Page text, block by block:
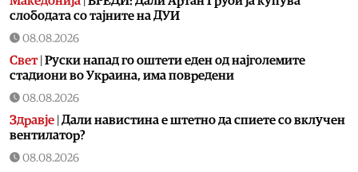
слободата со тајните на ДУИ
08.08.2026
Свет| Руски напад го оштети еден од најголемите
стадиони во Украина, има повредени
08.08.2026
Здравје Дали навистина е штетно да спиете со вклучен
вентилатор?
08.08.2026